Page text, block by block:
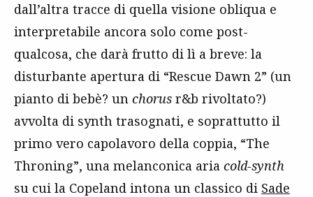
dall’altra tracce di quella visione obliqua e
interpretabile ancora solo come post-
qualcosa, che darà frutto di lì a breve: la
disturbante apertura di “Rescue Dawn 2” (un
pianto di bebè? un chorus r&b rivoltato?)
avvolta di synth trasognati, e soprattutto il
primo vero capolavoro della coppia, “The
Throning”, una melanconica aria cold-synth
su cui la Copeland intona un classico di Sade